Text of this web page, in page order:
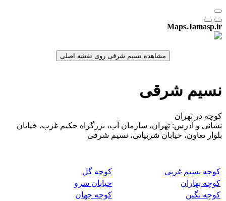
Maps.Jamasp.ir
نسیم شرقی
کوچه در تهران
نشانی و آدرس: تهران، سازمان آب، بزرگراه حکیم غرب، خیابان
بلوار تعاون، خیابان شربیانی، نسیم شرقی
کوچه نسیم غربی
کوچه گل
کوچه بهاران
خیابان سرو
کوچه نگین
کوچه جهان